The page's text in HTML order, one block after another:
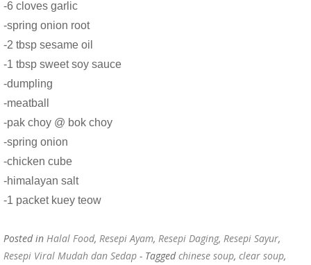
-6 cloves garlic
-spring onion root
-2 tbsp sesame oil
-1 tbsp sweet soy sauce
-dumpling
-meatball
-pak choy @ bok choy
-spring onion
-chicken cube
-himalayan salt
-1 packet kuey teow
Posted in Halal Food, Resepi Ayam, Resepi Daging, Resepi Sayur,
Resepi Viral Mudah dan Sedap - Taggedchinese soup, clear soup,